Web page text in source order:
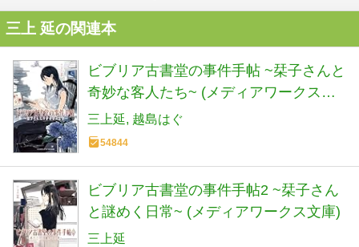
三上 延の関連本
ビブリア古書堂の事件手帖 ~栞子さんと
奇妙な客人たち~ (メディアワークス文
庫)
三上延 越島はぐ
54844
ビブリア古書堂の事件手帖2 ~栞子さん
と謎めく日常~ (メディアワークス文庫)
三上延